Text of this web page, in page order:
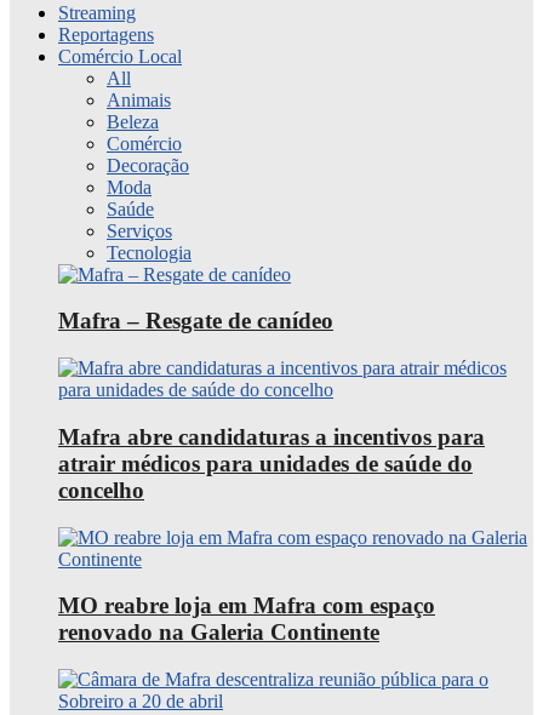
Streaming
Reportagens
Comércio Local
All
Animais
Beleza
Comércio
Decoração
Moda
Saúde
Serviços
Tecnologia
Mafra – Resgate de canídeo
Mafra abre candidaturas a incentivos para
atrair médicos para unidades de saúde do
concelho
MO reabre loja em Mafra com espaço
renovado na Galeria Continente